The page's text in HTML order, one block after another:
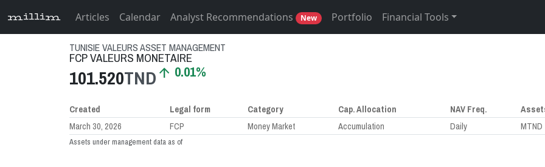
millim Articles Calendar Analyst Recommendations New Portfolio Financial Tools
TUNISIE VALEURS ASSET MANAGEMENT
FCP VALEURS MONETAIRE
101.520TND arrow_upward 0.01%
Assets under management data as of
Created Legal form Category Cap. Allocation NAV Freq.
March 30, 2026
FCP Money Market Accumulation Daily MTND